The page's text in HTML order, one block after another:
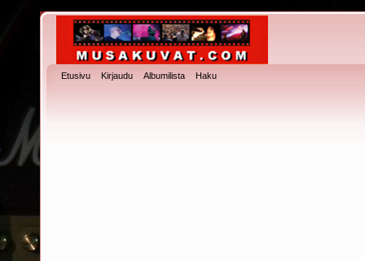
Etusivu Kirjaudu Albumilista Haku